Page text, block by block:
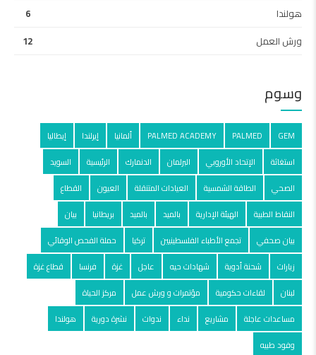
هولندا
6
ورش العمل
12
وسوم
GEM
PALMED
PALMED ACADEMY ألمانيا إيرلندا
إيطاليا
استغاثة
الإتحاد الأوروبي البرلمان الدنمارك الرئيسية
السويد
الصحي
الطاقة الشمسية العيادات المتنقلة العيون
القطاع
النقاط الطبية
الهيئة الإدارية بالميد بالمید بريطانيا
بيان
بيان صحفي
تجمع الأطباء الفلسطينيين تركيا
حملة الفحص الوقائي
زيارات
شحنة أدوية شهادات حيه عاجل غزة فرنسا
قطاع غزة
لبنان
لقاءات حكومية مؤتمرات و ورش عمل
مركز الحياة
مساعدات عاجلة
مشاريع نداء ندوات نشرة دورية
هولندا
وفود طبيه